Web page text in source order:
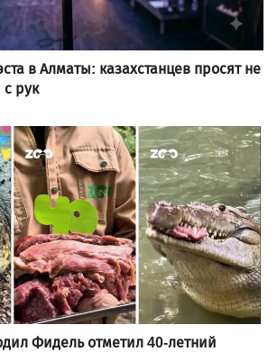
в Алматы: казахстанцев просят не
с рук
Фидель отметил 40-летний